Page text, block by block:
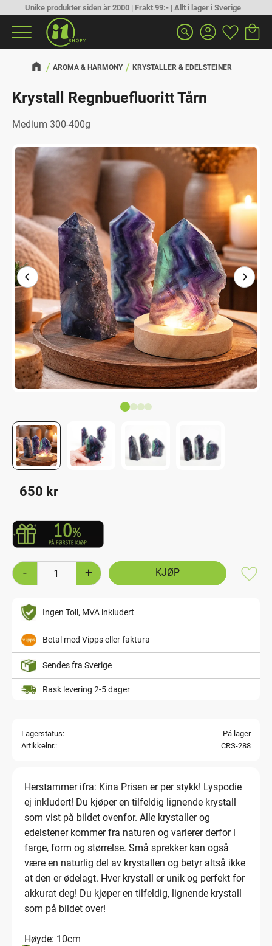
Meny
Unike produkter siden år 2000 | Frakt 99:- | Allt i lager i Sverige
search
AROMA & HARMONY KRYSTALLER & EDELSTEINER
Krystall Regnbuefluoritt Tårn
Medium 300-400g
650 kr
+
-
Ingen Toll, MVA inkludert
Betal med Vipps eller faktura
Sendes fra Sverige
Rask levering 2-5 dager
Lagerstatus
På lager
Artikkelnr.
CRS-288
Herstammer ifra: Kina Prisen er per stykk! Lyspodie
ej inkludert! Du kjøper en tilfeldig lignende krystall
som vist på bildet ovenfor. Alle krystaller og
edelstener kommer fra naturen og varierer derfor i
farge, form og størrelse. Små sprekker kan også
være en naturlig del av krystallen og betyr altså ikke
at den er ødelagt. Hver krystall er unik og perfekt for
akkurat deg! Du kjøper en tilfeldig, lignende krystall
som på bildet over!
Høyde: 10cm